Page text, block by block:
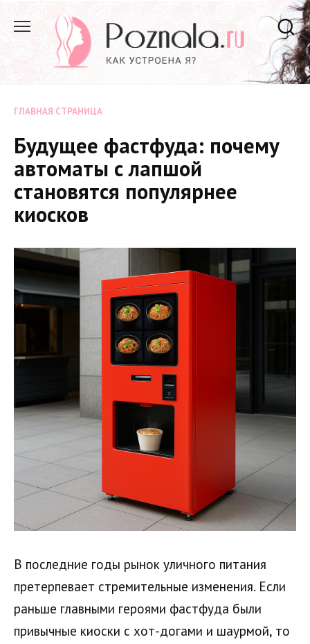
содержанию
ГЛАВНАЯ СТРАНИЦА
Будущее фастфуда: почему
автоматы с лапшой
становятся популярнее
киосков
В последние годы рынок уличного питания
претерпевает стремительные изменения. Если
раньше главными героями фастфуда были
привычные киоски с хот-догами и шаурмой, то